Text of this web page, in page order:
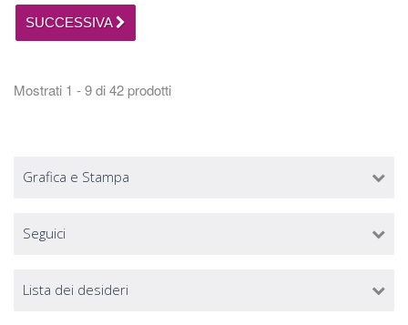
SUCCESSIVA
Mostrati 1 - 9 di 42 prodotti
Grafica e Stampa
Seguici
Lista dei desideri